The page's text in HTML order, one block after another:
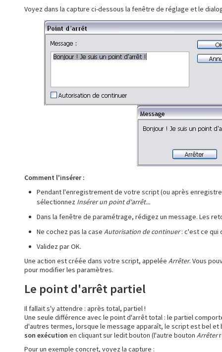
Voyez dans la capture ci-dessous la fenêtre de réglage et le
Comment l'insérer :
Pendant l'enregistrement de votre script (ou après
sélectionnez Insérer un point d'arrêt...
Dans la fenêtre de paramétrage, rédigez un message. Les
Ne cochez pas la case Autorisation de continuer: c'est ce qui
Validez par OK.
Une action est créée dans votre script, appelée Arrêter. Vous
pour modifier les paramètres.
Le point d'arrêt partiel
Il fallait s'y attendre : après total, partiel !
Une seule différence avec le point d'arrêt total : le partiel
d'autres termes, lorsque le message apparaît, le script est bel
son exécution en cliquant sur ledit bouton (l'autre bouton Arrêter
Pour un exemple concret, voyez la capture :